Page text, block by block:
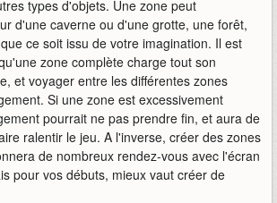
types d'objets. Une zone peut
d'une caverne ou d'une grotte, une forêt,
ce soit issu de votre imagination. Il est
zone complète charge tout son
et voyager entre les différentes zones
Si une zone est excessivement
pourrait ne pas prendre fin, et aura de
ralentir le jeu. A l'inverse, créer des zones
de nombreux rendez-vous avec l'écran
pour vos débuts, mieux vaut créer de